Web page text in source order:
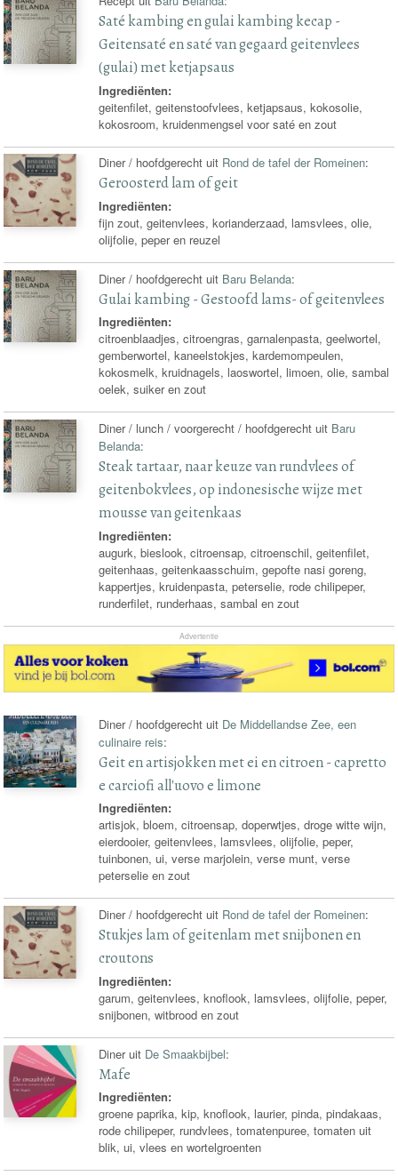
Saté kambing en gulai kambing kecap -
Geitensaté en saté van gegaard geitenvlees
(gulai) met ketjapsaus
Ingrediënten:
geitenfilet, geitenstoofvlees, ketjapsaus, kokosolie,
kokosroom, kruidenmengsel voor saté en zout
Diner / hoofdgerecht uit Rond de tafel der Romeinen:
Geroosterd lam of geit
Ingrediënten:
fijn zout, geitenvlees, korianderzaad, lamsvlees, olie,
olijfolie, peper en reuzel
Diner / hoofdgerecht uit Baru Belanda:
Gulai kambing - Gestoofd lams- of geitenvlees
Ingrediënten:
citroenblaadjes, citroengras, garnalenpasta, geelwortel,
gemberwortel, kaneelstokjes, kardemompeulen,
kokosmelk, kruidnagels, laoswortel, limoen, olie, sambal
oelek, suiker en zout
Diner / lunch / voorgerecht / hoofdgerecht uit Baru
Belanda:
Steak tartaar, naar keuze van rundvlees of
geitenbokvlees, op indonesische wijze met
mousse van geitenkaas
Ingrediënten:
augurk, bieslook, citroensap, citroenschil, geitenfilet,
geitenhaas, geitenkaasschuim, gepofte nasi goreng,
kappertjes, kruidenpasta, peterselie, rode chilipeper,
runderfilet, runderhaas, sambal en zout
Advertentie
Diner / hoofdgerecht uit De Middellandse Zee, een
culinaire reis:
Geit en artisjokken met ei en citroen - capretto
e carciofi all'uovo e limone
Ingrediënten:
artisjok, bloem, citroensap, doperwtjes, droge witte wijn,
eierdooier, geitenvlees, lamsvlees, olijfolie, peper,
tuinbonen, ui, verse marjolein, verse munt, verse
peterselie en zout
Diner / hoofdgerecht uit Rond de tafel der Romeinen:
Stukjes lam of geitenlam met snijbonen en
croutons
Ingrediënten:
garum, geitenvlees, knoflook, lamsvlees, olijfolie, peper,
snijbonen, witbrood en zout
Diner uit De Smaakbijbel:
Mafe
Ingrediënten:
groene paprika, kip, knoflook, laurier, pinda, pindakaas,
rode chilipeper, rundvlees, tomatenpuree, tomaten uit
blik, ui, vlees en wortelgroenten